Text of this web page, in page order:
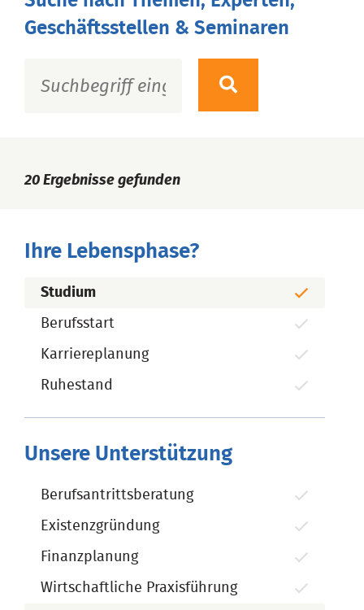
Geschäftsstellen & Seminaren
20 Ergebnisse gefunden
Ihre Lebensphase?
Studium
Berufsstart
Karriereplanung
Ruhestand
Unsere Unterstützung
Berufsantrittsberatung
Existenzgründung
Finanzplanung
Wirtschaftliche Praxisführung